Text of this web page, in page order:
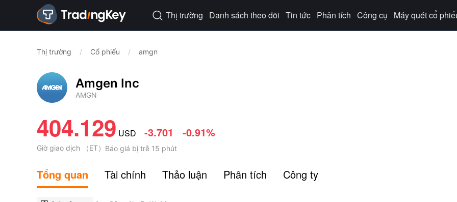
 Thị trường Danh sách theo dõi Tin tức Phân tích Công cụ Máy quét cổ
Thị trường / Cổ phiếu / amgn
Amgen Inc
AMGN
404.129 USD -3.701 -0.91%
Giờ giao dịch （ET） Báo giá bị trễ 15 phút
Tổng quan Tài chính Thảo luận Phân tích Công ty